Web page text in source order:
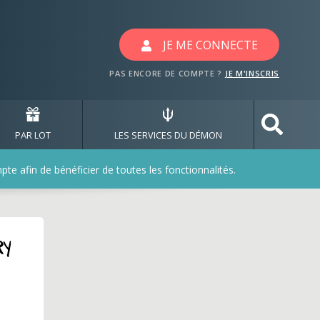
JE ME CONNECTE
PAS ENCORE DE COMPTE ? JE M'INSCRIS
PAR LOT LES SERVICES DU DÉMON
afin de bénéficier de toutes les fonctionnalités.